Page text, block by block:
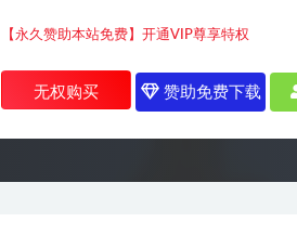
【永久赞助本站免费】开通VIP尊享特权
无权购买 赞助免费下载